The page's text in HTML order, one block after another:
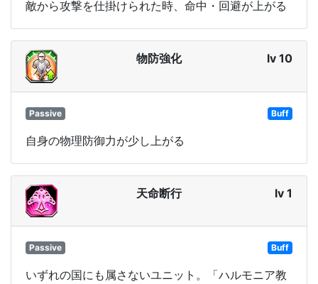
敵から攻撃を仕掛けられた時、命中・回避が上がる
物防強化 lv 10
Passive Buff
自身の物理防御力が少し上がる
天命断行 lv 1
Passive Buff
いずれの国にも属さないユニット。「ハルモニア教